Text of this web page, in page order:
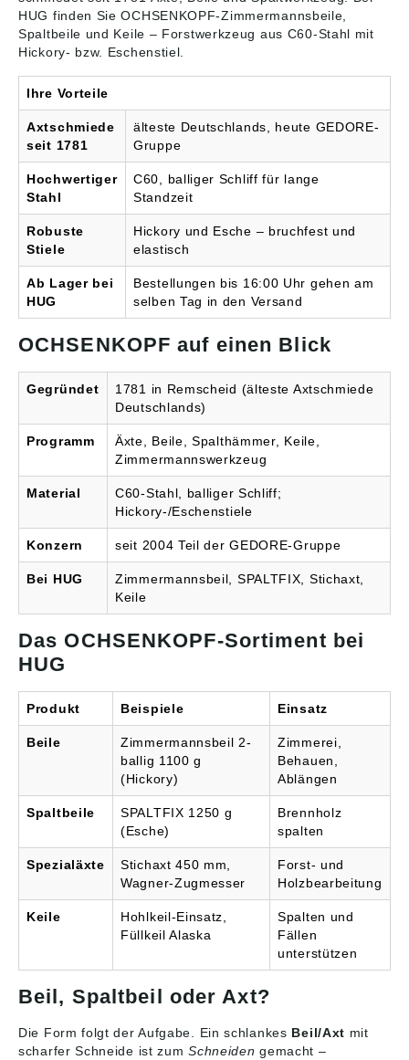
HUG finden Sie OCHSENKOPF-Zimmermannsbeile,
Spaltbeile und Keile – Forstwerkzeug aus C60-Stahl mit
Hickory- bzw. Eschenstiel.
Ihre Vorteile
Axtschmiede
seit 1781
älteste Deutschlands, heute GEDORE-
Gruppe
Hochwertiger
Stahl
C60, balliger Schliff für lange
Standzeit
Robuste
Stiele
Hickory und Esche – bruchfest und
elastisch
Ab Lager bei
HUG
Bestellungen bis 16:00 Uhr gehen am
selben Tag in den Versand
OCHSENKOPF auf einen Blick
Gegründet
1781 in Remscheid (älteste Axtschmiede
Deutschlands)
Programm
Äxte, Beile, Spalthämmer, Keile,
Zimmermannswerkzeug
Material
C60-Stahl, balliger Schliff;
Hickory-/Eschenstiele
Konzern seit 2004 Teil der GEDORE-Gruppe
Bei HUG
Zimmermannsbeil, SPALTFIX, Stichaxt,
Keile
Das OCHSENKOPF-Sortiment bei
HUG
Produkt Beispiele Einsatz
Beile
Zimmermannsbeil 2-
ballig 1100 g
(Hickory)
Zimmerei,
Behauen,
Ablängen
Spaltbeile
SPALTFIX 1250 g
(Esche)
Brennholz
spalten
Spezialäxte
Stichaxt 450 mm,
Wagner-Zugmesser
Forst- und
Holzbearbeitung
Keile
Hohlkeil-Einsatz,
Füllkeil Alaska
Spalten und
Fällen
unterstützen
Beil, Spaltbeil oder Axt?
Die Form folgt der Aufgabe. Ein schlankes Beil/Axt mit
scharfer Schneide ist zumSchneiden gemacht –